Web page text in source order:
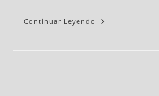
Continuar Leyendo